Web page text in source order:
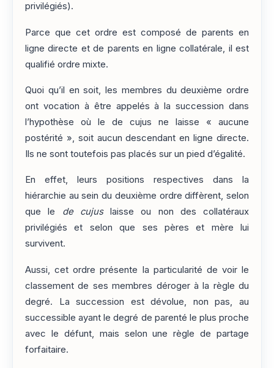
privilégiés).
Parce que cet ordre est composé de parents en
ligne directe et de parents en ligne collatérale, il est
qualifié ordre mixte.
Quoi qu’il en soit, les membres du deuxième ordre
ont vocation à être appelés à la succession dans
l’hypothèse où le de cujus ne laisse « aucune
postérité », soit aucun descendant en ligne directe.
Ils ne sont toutefois pas placés sur un pied d’égalité.
En effet, leurs positions respectives dans la
hiérarchie au sein du deuxième ordre diffèrent, selon
que le de cujuslaisse ou non des collatéraux
privilégiés et selon que ses pères et mère lui
survivent.
Aussi, cet ordre présente la particularité de voir le
classement de ses membres déroger à la règle du
degré. La succession est dévolue, non pas, au
successible ayant le degré de parenté le plus proche
avec le défunt, mais selon une règle de partage
forfaitaire.